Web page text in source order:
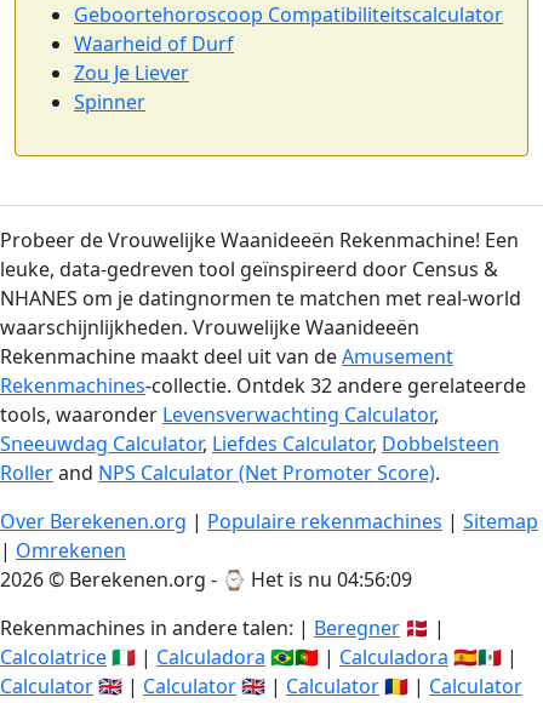
Geboortehoroscoop Compatibiliteitscalculator
Waarheid of Durf
Zou Je Liever
Spinner
Probeer de Vrouwelijke Waanideeën Rekenmachine! Een
leuke, data-gedreven tool geïnspireerd door Census &
NHANES om je datingnormen te matchen met real-world
waarschijnlijkheden. Vrouwelijke Waanideeën
Rekenmachine maakt deel uit van deAmusement
Rekenmachines-collectie. Ontdek 32 andere gerelateerde
tools, waaronder Levensverwachting Calculator,
Sneeuwdag Calculator, Liefdes Calculator, Dobbelsteen
Rollerand NPS Calculator (Net Promoter Score).
Over Berekenen.org | Populaire rekenmachines | Sitemap
| Omrekenen
2026 © Berekenen.org - ⌚ Het is nu 04:56:09
Rekenmachines in andere talen: | Beregner 🇩🇰 |
Calcolatrice🇮🇹 | Calculadora 🇧🇷🇵🇹 | Calculadora 🇪🇸🇲🇽 |
Calculator🇬🇧 | Calculator🇬🇧 | Calculator🇷🇴 | Calculator